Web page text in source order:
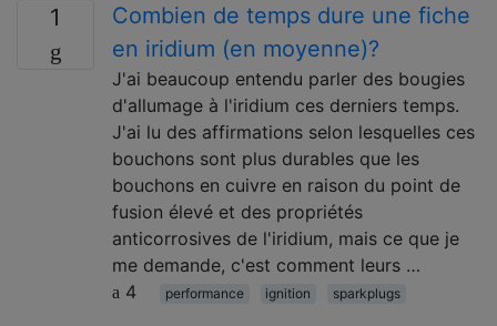
1
Combien de temps dure une fiche
en iridium (en moyenne)?
J'ai beaucoup entendu parler des bougies
d'allumage à l'iridium ces derniers temps.
J'ai lu des affirmations selon lesquelles ces
bouchons sont plus durables que les
bouchons en cuivre en raison du point de
fusion élevé et des propriétés
anticorrosives de l'iridium, mais ce que je
me demande, c'est comment leurs …
4
performance ignition sparkplugs